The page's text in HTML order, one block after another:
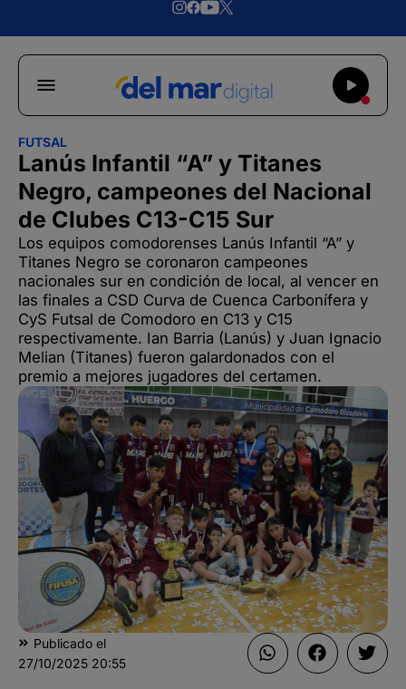
FUTSAL
Lanús Infantil “A” y Titanes
Negro, campeones del Nacional
de Clubes C13-C15 Sur
Los equipos comodorenses Lanús Infantil “A” y
Titanes Negro se coronaron campeones
nacionales sur en condición de local, al vencer en
las finales a CSD Curva de Cuenca Carbonífera y
CyS Futsal de Comodoro en C13 y C15
respectivamente. Ian Barria (Lanús) y Juan Ignacio
Melian (Titanes) fueron galardonados con el
premio a mejores jugadores del certamen.
Publicado el
27/10/2025 20:55